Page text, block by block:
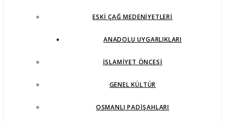
ESKI ÇAĞ MEDENIYETLERI
ANADOLU UYGARLIKLARI
İSLAMIYET ÖNCESI
GENEL KÜLTÜR
OSMANLI PADIŞAHLARI